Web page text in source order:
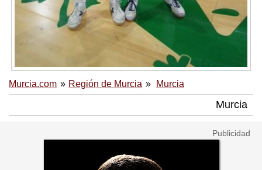
Murcia.com Región de Murcia Murcia
Murcia